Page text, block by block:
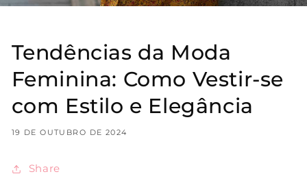
Tendências da Moda
Feminina: Como Vestir-se
com Estilo e Elegância
19 DE OUTUBRO DE 2024
Share